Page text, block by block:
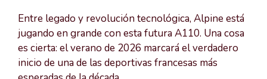
Entre legado y revolución tecnológica, Alpine está
jugando en grande con esta futura A110. Una cosa
es cierta: el verano de 2026 marcará el verdadero
inicio de una de las deportivas francesas más